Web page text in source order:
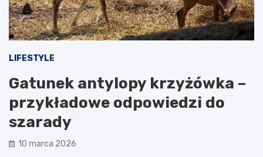
LIFESTYLE
Gatunek antylopy krzyżówka –
przykładowe odpowiedzi do
szarady
10 marca 2026